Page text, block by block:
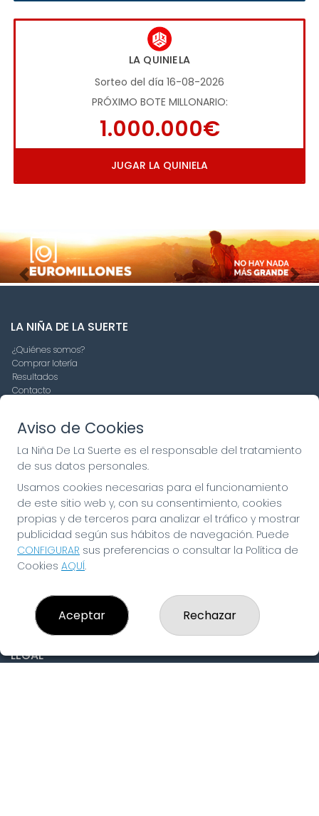
LA QUINIELA
Sorteo del día 16-08-2026
PRÓXIMO BOTE MILLONARIO:
1.000.000€
JUGAR LA QUINIELA
Imagen anterior
LA NIÑA DE LA SUERTE
¿Quiénes somos?
Comprar lotería
Resultados
Contacto
Peñas
Boletos digitales
Acceso
Registro
CONTACTO
ADMINISTRACION DE LOTERIAS: 19-FUENLABRADA -
RECEPTOR OFICIAL: 97910
916429571
pedidos@laninadelasuerte.es
Fuenlabrada, 28941
(Madrid) España
LEGAL
Aviso de Cookies
La Niña De La Suerte es el responsable del tratamiento
de sus datos personales.
Usamos cookies necesarias para el funcionamiento
de este sitio web y, con su consentimiento, cookies
propias y de terceros para analizar el tráfico y mostrar
publicidad según sus hábitos de navegación. Puede
CONFIGURAR sus preferencias o consultar la Política de
Cookies AQUÍ.
Aceptar Rechazar